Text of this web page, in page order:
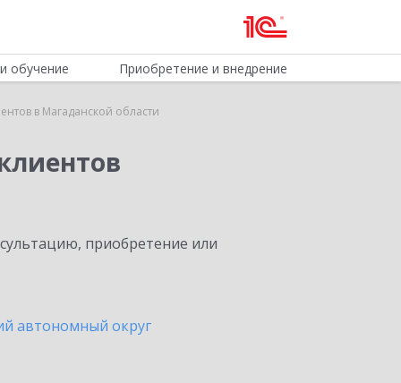
обучение Приобретение и внедрение
в Магаданской области
приобретение или
автономный округ